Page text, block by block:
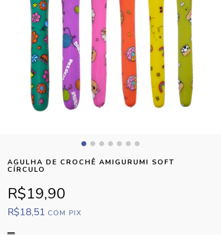
AGULHA DE CROCHÊ AMIGURUMI SOFT
CÍRCULO
R$19,90
R$18,51 COM PIX